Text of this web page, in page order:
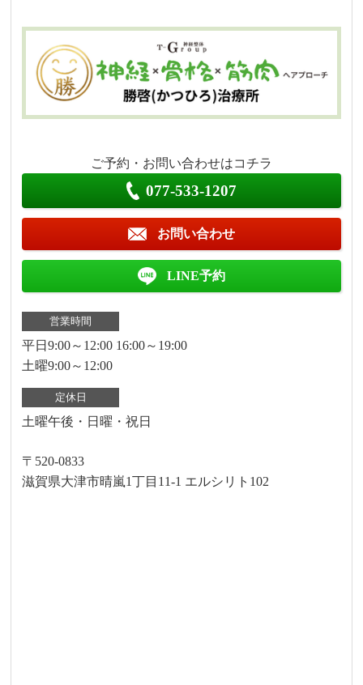
ご予約・お問い合わせはコチラ
077-533-1207
お問い合わせ
LINE予約
営業時間
平日9:00～12:00 16:00～19:00
土曜9:00～12:00
定休日
土曜午後・日曜・祝日
〒520-0833
滋賀県大津市晴嵐1丁目11-1 エルシリト102